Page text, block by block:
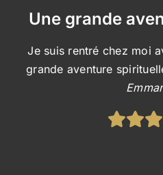
Une grande
Je suis rentré chez moi
grande aventure